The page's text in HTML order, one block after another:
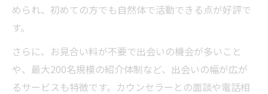
められ、初めての方でも自然体で活動できる点が好評で
す。
さらに、お見合い料が不要で出会いの機会が多いこと
や、最大200名規模の紹介体制など、出会いの幅が広が
るサービスも特徴です。カウンセラーとの面談や電話相